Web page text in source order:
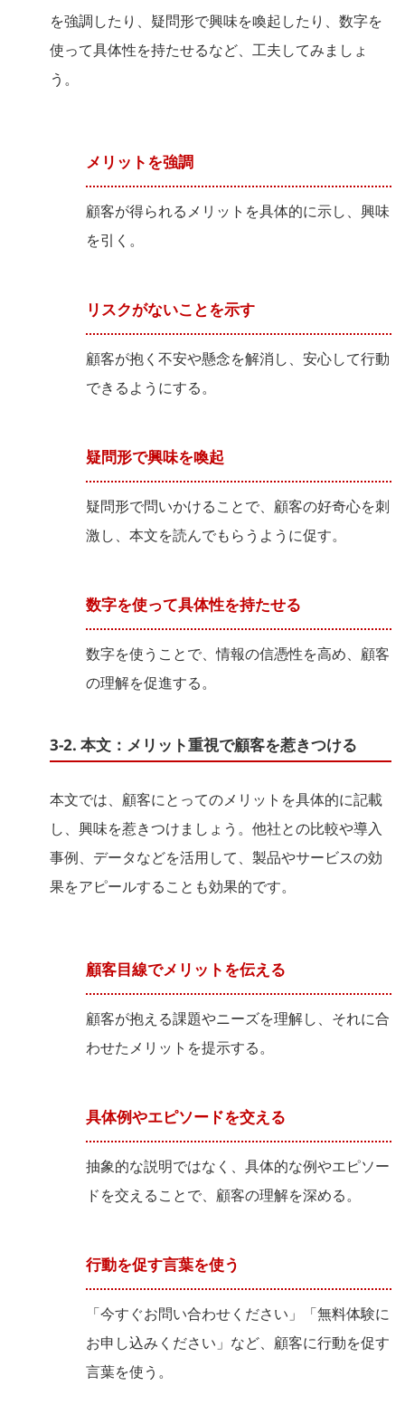
を強調したり、疑問形で興味を喚起したり、数字を
使って具体性を持たせるなど、工夫してみましょ
う。
メリットを強調
顧客が得られるメリットを具体的に示し、興味
を引く。
リスクがないことを示す
顧客が抱く不安や懸念を解消し、安心して行動
できるようにする。
疑問形で興味を喚起
疑問形で問いかけることで、顧客の好奇心を刺
激し、本文を読んでもらうように促す。
数字を使って具体性を持たせる
数字を使うことで、情報の信憑性を高め、顧客
の理解を促進する。
3-2. 本文：メリット重視で顧客を惹きつける
本文では、顧客にとってのメリットを具体的に記載
し、興味を惹きつけましょう。他社との比較や導入
事例、データなどを活用して、製品やサービスの効
果をアピールすることも効果的です。
顧客目線でメリットを伝える
顧客が抱える課題やニーズを理解し、それに合
わせたメリットを提示する。
具体例やエピソードを交える
抽象的な説明ではなく、具体的な例やエピソー
ドを交えることで、顧客の理解を深める。
行動を促す言葉を使う
「今すぐお問い合わせください」「無料体験に
お申し込みください」など、顧客に行動を促す
言葉を使う。